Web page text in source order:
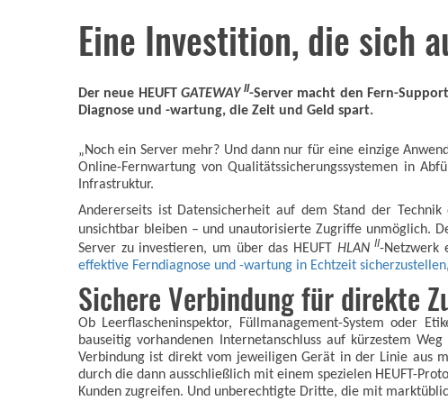
Eine Investition, die sich
Der neue HEUFT GATEWAY II-Server macht den Fern-
Diagnose und -wartung, die Zeit und Geld spart.
„Noch ein Server mehr? Und dann nur für eine einzige
Online-Fernwartung von Qualitätssicherungssystemen in
Infrastruktur.
Andererseits ist Datensicherheit auf dem Stand der
unsichtbar bleiben – und unautorisierte Zugriffe unmöglich.
Server zu investieren, um über das HEUFT HLANII-Netzwerk
effektive Ferndiagnose und -wartung in Echtzeit sicherzustellen
Sichere Verbindung für direkte
Ob Leerflascheninspektor, Füllmanagement-System oder
bauseitig vorhandenen Internetanschluss auf kürzestem
Verbindung ist direkt vom jeweiligen Gerät in der Linie aus
durch die dann ausschließlich mit einem spezielen HEUFT-
Kunden zugreifen. Und unberechtigte Dritte, die mit